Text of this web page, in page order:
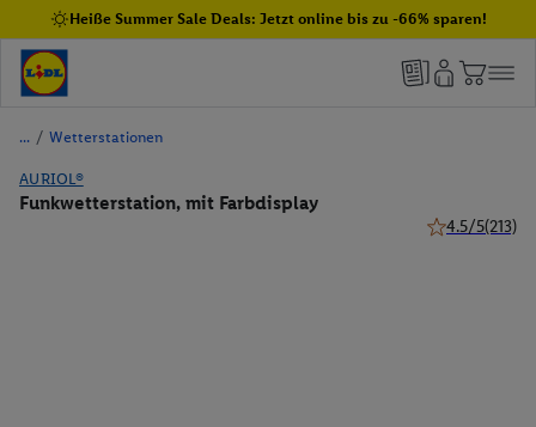
Heiße Summer Sale Deals: Jetzt online bis zu -66% sparen!
/ Wetterstationen
AURIOL®
Funkwetterstation, mit Farbdisplay
4.5/5(213)